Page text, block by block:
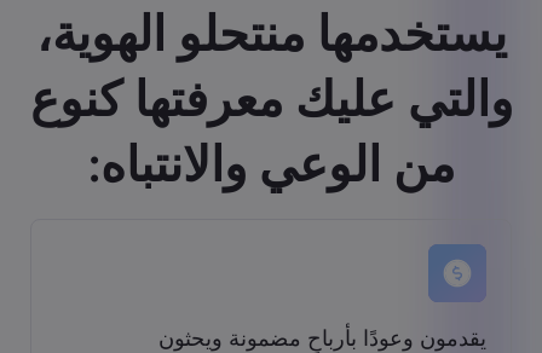
يستخدمها منتحلو الهوية،
والتي عليك معرفتها كنوع
من الوعي والانتباه:
يقدمون وعودًا بأرباحٍ مضمونة ويحثون